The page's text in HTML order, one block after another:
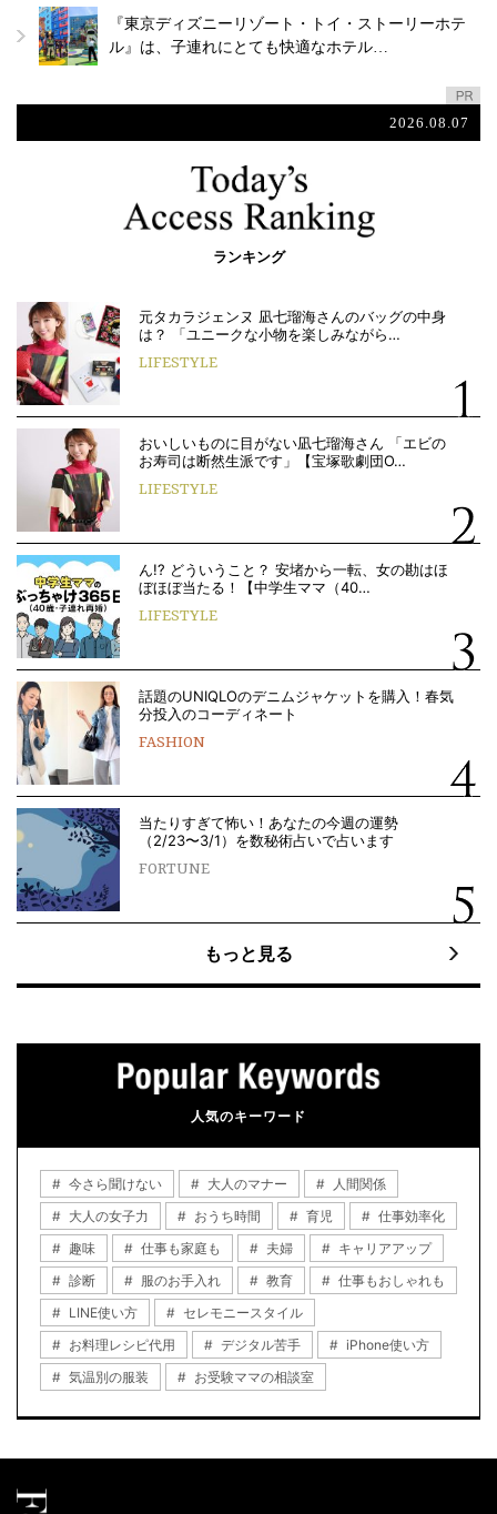
『東京ディズニーリゾート・トイ・ストーリーホテ
ル』は、子連れにとても快適なホテル…
2026.08.07
ランキング
元タカラジェンヌ 凪七瑠海さんのバッグの中身
は？ 「ユニークな小物を楽しみながら…
LIFESTYLE
おいしいものに目がない凪七瑠海さん 「エビの
お寿司は断然生派です」【宝塚歌劇団O…
LIFESTYLE
ん!? どういうこと？ 安堵から一転、女の勘はほ
ぼほぼ当たる！【中学生ママ（40…
LIFESTYLE
話題のUNIQLOのデニムジャケットを購入！春気
分投入のコーディネート
FASHION
当たりすぎて怖い！あなたの今週の運勢
（2/23〜3/1）を数秘術占いで占います
FORTUNE
もっと見る
人気のキーワード
今さら聞けない 大人のマナー
人間関係
大人の女子力
おうち時間 育児
仕事効率化
趣味
仕事も家庭も 夫婦
キャリアアップ
診断
服のお手入れ 教育
仕事もおしゃれも
LINE使い方
セレモニースタイル
お料理レシピ代用
デジタル苦手
iPhone使い方
気温別の服装
お受験ママの相談室